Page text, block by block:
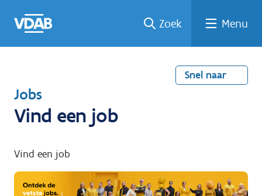
naar
een
een
job
naar
Zoek Menu
Snel naar
T
e
u
g
Jobs
Vind een job
Vind een job